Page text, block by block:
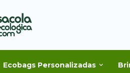
Ecobags Personalizadas